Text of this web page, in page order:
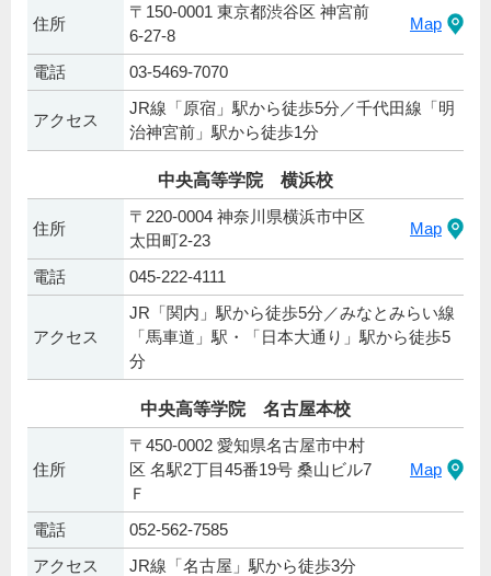
住所
〒150-0001 東京都渋谷区 神宮前
6-27-8
Map
電話 03-5469-7070
アクセス
JR線「原宿」駅から徒歩5分／千代田線「明
治神宮前」駅から徒歩1分
中央高等学院 横浜校
住所
〒220-0004 神奈川県横浜市中区
太田町2-23
Map
電話 045-222-4111
アクセス
JR「関内」駅から徒歩5分／みなとみらい線
「馬車道」駅・「日本大通り」駅から徒歩5
分
中央高等学院 名古屋本校
住所
〒450-0002 愛知県名古屋市中村
区 名駅2丁目45番19号 桑山ビル7
Ｆ
Map
電話
052-562-7585
アクセス
JR線「名古屋」駅から徒歩3分